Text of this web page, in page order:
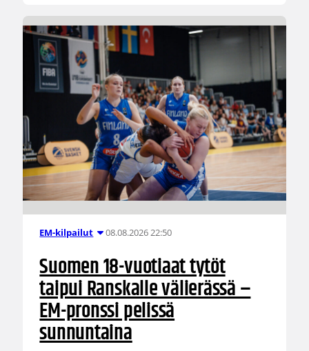
EM-kilpailut 08.08.2026 22:50
Suomen 18-vuotiaat tytöt
taipui Ranskalle välierässä –
EM-pronssi pelissä
sunnuntaina